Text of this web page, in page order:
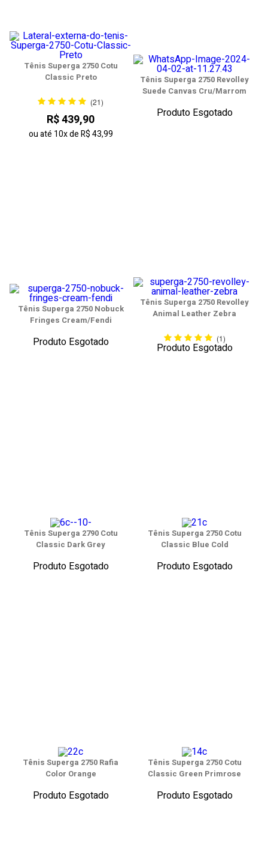
Tênis Superga 2750 Cotu
Classic Preto
(21)
R$ 439,90
ou até 10xdeR$ 43,99
Tênis Superga 2750 Revolley
Suede Canvas Cru/Marrom
Produto Esgotado
Tênis Superga 2750 Nobuck
Fringes Cream/Fendi
Produto Esgotado
Tênis Superga 2750 Revolley
Animal Leather Zebra
(1)
Produto Esgotado
Tênis Superga 2790 Cotu
Classic Dark Grey
Produto Esgotado
Tênis Superga 2750 Cotu
Classic Blue Cold
Produto Esgotado
Tênis Superga 2750 Rafia
Color Orange
Produto Esgotado
Tênis Superga 2750 Cotu
Classic Green Primrose
Produto Esgotado